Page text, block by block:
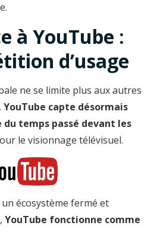
à YouTube :
d’usage
ne se limite plus aux autres
YouTube capte désormais
temps passé devant les
le visionnage télévisuel.
écosystème fermé et
YouTube fonctionne comme